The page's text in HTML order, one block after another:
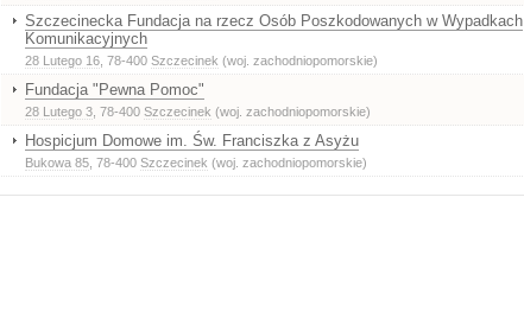
Szczecinecka Fundacja na rzecz Osób Poszkodowanych w Wypadkach
Komunikacyjnych
28 Lutego 16 , 78-400 Szczecinek (woj. zachodniopomorskie)
Fundacja "Pewna Pomoc"
28 Lutego 3 , 78-400 Szczecinek (woj. zachodniopomorskie)
Hospicjum Domowe im. Św. Franciszka z Asyżu
Bukowa 85 , 78-400 Szczecinek (woj. zachodniopomorskie)